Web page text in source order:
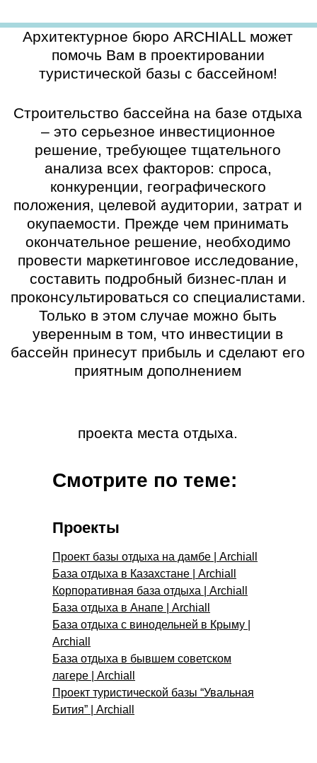
Проект базы отдыха на дамбе | Archiall
База отдыха в Казахстане | Archiall
Корпоративная база отдыха | Archiall
База отдыха в Анапе | Archiall
База отдыха с винодельней в Крыму |
Archiall
База отдыха в бывшем советском
лагере | Archiall
Проект туристической базы “Увальная
Бития” | Archiall
Смотрите по теме:
Проекты